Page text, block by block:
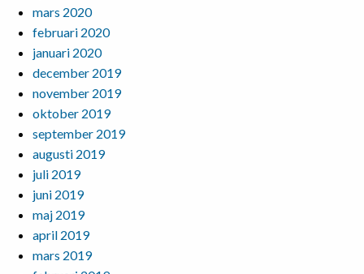
mars 2020
februari 2020
januari 2020
december 2019
november 2019
oktober 2019
september 2019
augusti 2019
juli 2019
juni 2019
maj 2019
april 2019
mars 2019